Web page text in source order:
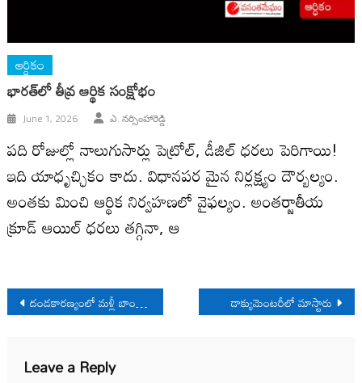
ఆర్ధికం
భారత్‌లో తీవ్ర ఆర్థిక సంక్షోభం
June 1, 2026 ఎ. నర్సింహారెడ్డి
పది రోజుల్లో నాలుగుసార్లు పెట్రోల్, డీజిల్ ధరలు పెరిగాయి!
ఇది యాధృచ్ఛికం కాదు. విధానపర మైన నిర్లక్ష్యం దౌర్బ‌ల్యం.
అంత‌కు మించి ఆర్థిక నిర్వహణలో వైఫల్యం. అంతర్జాతీయ
క్రూడ్ ఆయిల్ ధ‌రలు తగ్గినా, ఆ
Post
navigation
దండకారణ్యంలో మళ్లీ బాంబు మోతలు డాక్యుమెంట‌రీలో మాస్టారు
Leave a Reply